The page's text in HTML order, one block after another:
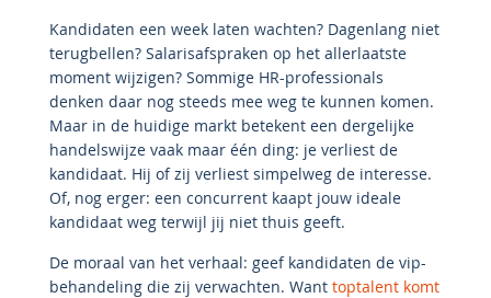
Kandidaten een week laten wachten? Dagenlang niet
terugbellen? Salarisafspraken op het allerlaatste
moment wijzigen? Sommige HR-professionals
denken daar nog steeds mee weg te kunnen komen.
Maar in de huidige markt betekent een dergelijke
handelswijze vaak maar één ding: je verliest de
kandidaat. Hij of zij verliest simpelweg de interesse.
Of, nog erger: een concurrent kaapt jouw ideale
kandidaat weg terwijl jij niet thuis geeft.
De moraal van het verhaal: geef kandidaten de vip-
behandeling die zij verwachten. Want toptalent komt